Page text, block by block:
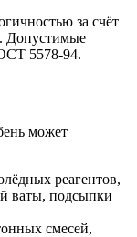
за счёт
Допустимые
5578-94.
может
реагентов,
ваты, подсыпки
смесей,